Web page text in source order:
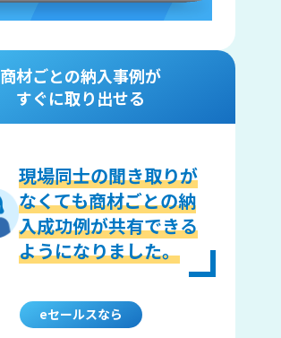
商材ごとの納入事例が
すぐに取り出せる
現場同士の聞き取りが
なくても商材ごとの納
入成功例が共有できる
ようになりました。
eセールスなら